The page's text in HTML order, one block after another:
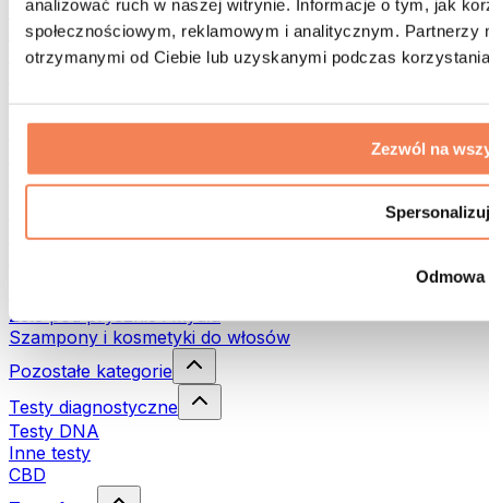
analizować ruch w naszej witrynie. Informacje o tym, jak
społecznościowym, reklamowym i analitycznym. Partnerzy
otrzymanymi od Ciebie lub uzyskanymi podczas
Zezwól na
Spersonalizuj
Odmowa
Kolarstwo
Joga i pilates
Terapia zimnem
Trekking
Filtry i dzbanki do wody
Środki do prania
Żele pod prysznic i mydła
Szampony i kosmetyki do włosów
Pozostałe kategorie
Testy diagnostyczne
Testy DNA
Inne testy
CBD